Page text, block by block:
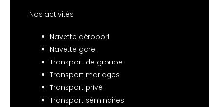
Nos activités
Navette aéroport
Navette gare
Transport de groupe
Transport mariages
Transport privé
Transport séminaires